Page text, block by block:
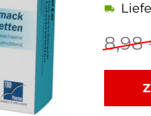
8,98